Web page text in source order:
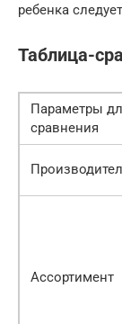
ребенка
Таблица-
Параметры
сравнения
Ассортимент